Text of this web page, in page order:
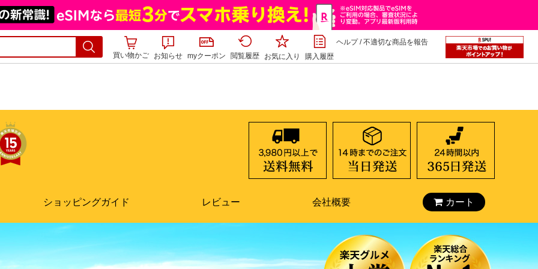
買い物かご お知らせ myクーポン 閲覧履歴 お気に入り 購入履歴
ヘルプ/不適切な商品を報告